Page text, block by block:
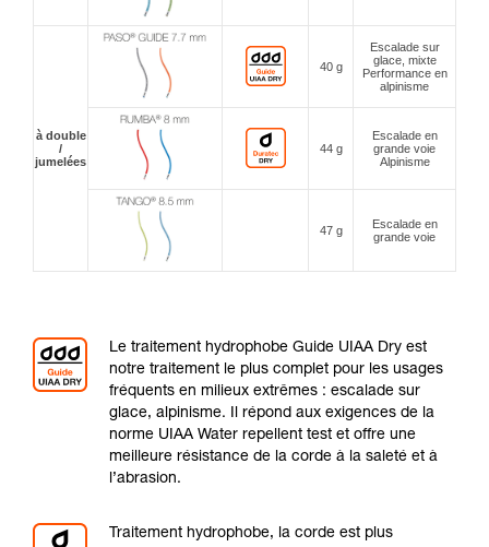
à double
/
jumelées
40 g
Escalade sur
glace, mixte
Performance en
alpinisme
44 g
Escalade en
grande voie
Alpinisme
47 g
Escalade en
grande voie
Le traitement hydrophobe Guide UIAA Dry est
notre traitement le plus complet pour les usages
fréquents en milieux extrêmes : escalade sur
glace, alpinisme. Il répond aux exigences de la
norme UIAA Water repellent test et offre une
meilleure résistance de la corde à la saleté et à
l’abrasion.
Traitement hydrophobe, la corde est plus